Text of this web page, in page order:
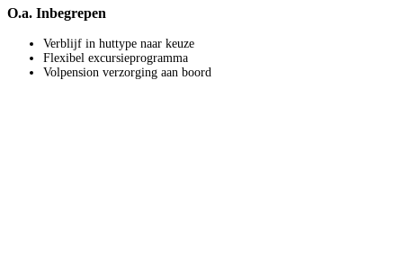
O.a. Inbegrepen
Verblijf in huttype naar keuze
Flexibel excursieprogramma
Volpension verzorging aan boord